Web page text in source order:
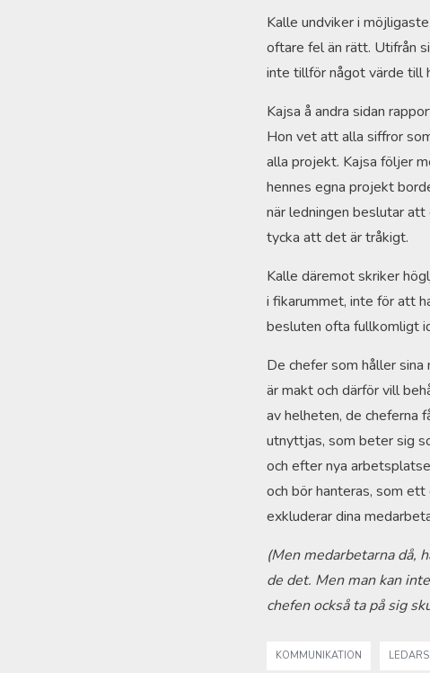
Kalle undviker i
oftare fel än rätt. Utifrån
inte tillför något värde till
Kajsa å andra sidan
Hon vet att alla siffror
alla projekt. Kajsa följer
hennes egna projekt
när ledningen beslutar
tycka att det är tråkigt.
Kalle däremot skriker
i fikarummet, inte för att
besluten ofta fullkomligt
De chefer som håller
är makt och därför vill
av helheten, de cheferna
utnyttjas, som beter sig
och efter nya
och bör hanteras, som
exkluderar dina
(Men medarbetarna då,
de det. Men man kan
chefen också ta på sig
KOMMUNIKATION